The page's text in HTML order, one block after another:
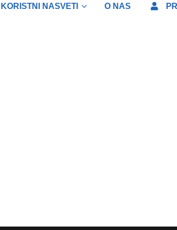
KORISTNI NASVETI O NAS